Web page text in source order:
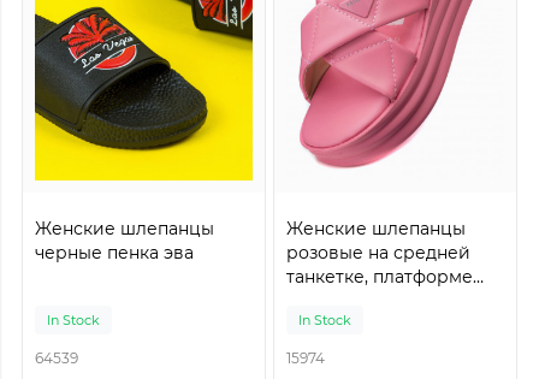
Женские шлепанцы
черные пенка эва
In Stock
64539
Женские шлепанцы
розовые на средней
танкетке, платформе
In Stock
15974